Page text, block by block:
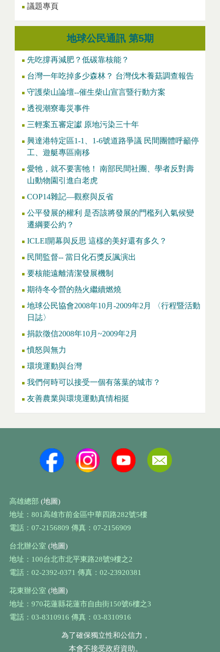
議題專頁
地球公民通訊 第5期
先吃撐再減肥？低碳靠核能？
台灣一年吃掉多少森林？ 台灣伐木養菇調查報告
守護柴山論壇--催生柴山宣言暨行動方案
透視潮寮毒災事件
三輕案五審定讞 原地污染三十年
興達港特定區1-1、1-6號道路爭議 民間團體呼籲停
工、遊艇專區南移
愛牠，就不要害牠！ 南部民間社團、學者反對壽
山動物園引進白老虎
COP14雜記—觀察與反省
公平發展的權利 是否該將發展的門檻列入氣候變
遷綱要公約？
ICLEI開幕與反思 這樣的美好還有多久？
民間監督-- 當日化石獎反諷演出
要核能遠離清潔發展機制
期待冬令營的熱火繼續燃燒
地球公民協會2008年10月-2009年2月 〈行程暨活動
日誌〉
捐款徵信2008年10月~2009年2月
憤怒與無力
環境運動與台灣
我們何時可以接受一個有落葉的城市？
友善農業與環境運動真情相挺
高雄總部 (地圖)
地址：801高雄市前金區中華四路282號5樓
電話：07-2156809 傳真：07-2156909
台北辦公室 (地圖)
地址：100台北市北平東路28號9樓之2
電話：02-2392-0371 傳真：02-23920381
花東辦公室 (地圖)
地址：970花蓮縣花蓮市自由街150號6樓之3
電話：03-8310916 傳真：03-8310916
為了確保獨立性和公信力，
本會不接受政府資助。